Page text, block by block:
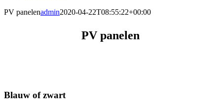
PV panelenadmin2020-04-22T08:55:22+00:00
PV panelen
Blauw of zwart